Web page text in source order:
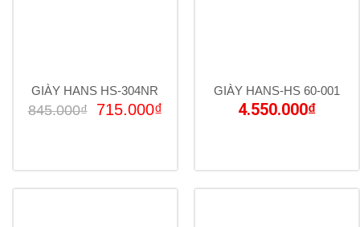
GIÀY HANS HS-304NR
845.000₫
Giá
715.000₫Giá
715.000₫.
GIÀY HANS-HS 60-001
4.550.000₫